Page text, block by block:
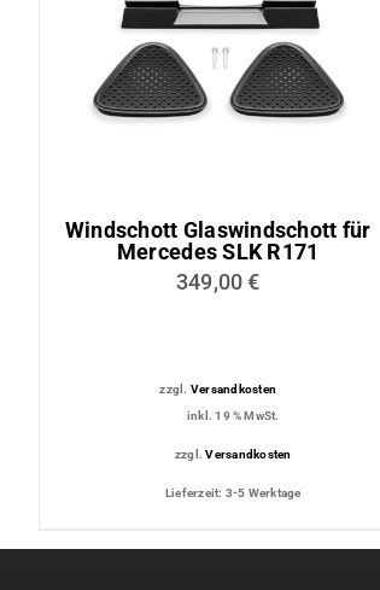
Windschott Glaswindschott für
Mercedes SLK R171
349,00€
zzgl. Versandkosten
inkl. 19 % MwSt.
zzgl.Versandkosten
Lieferzeit: 3-5 Werktage